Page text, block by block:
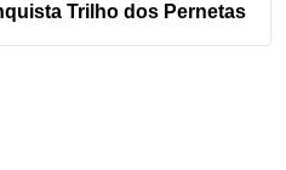
Trilho dos Pernetas